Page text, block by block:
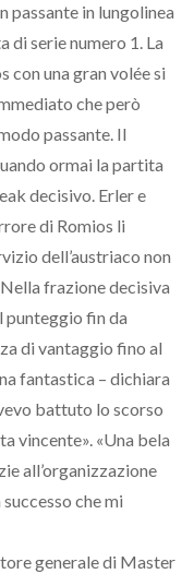
passante in lungolinea
di serie numero 1. La
con una gran volée si
che però
passante. Il
ormai la partita
decisivo. Erler e
di Romios li
dell’austriaco non
frazione decisiva
punteggio fin da
di vantaggio fino al
fantastica – dichiara
battuto lo scorso
vincente». «Una bela
all’organizzazione
che mi
generale di Master